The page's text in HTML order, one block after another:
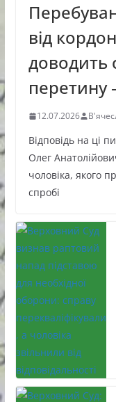
від
доводить
перетину
12.07.2026
Відповідь на ці
Олег
чоловіка, якого
спробі